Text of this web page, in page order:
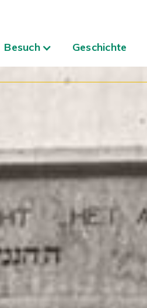
Besuch Geschichte